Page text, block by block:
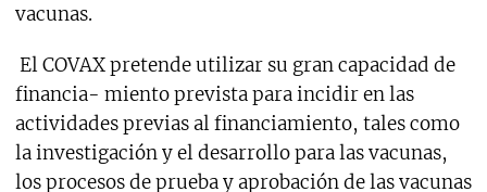
vacunas.
El COVAX pretende utilizar su gran capacidad de
financia- miento prevista para incidir en las
actividades previas al financiamiento, tales como
la investigación y el desarrollo para las vacunas,
los procesos de prueba y aprobación de las vacunas